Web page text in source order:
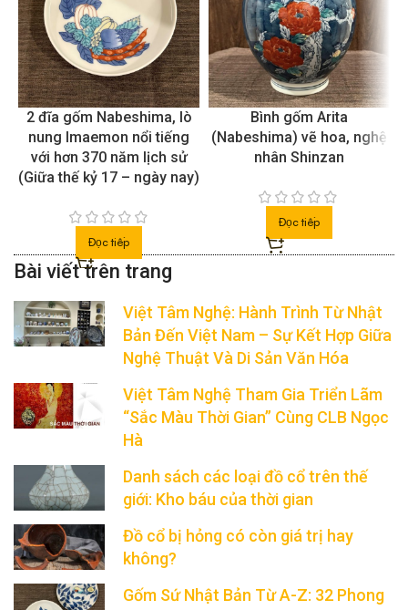
2 đĩa gốm Nabeshima, lò
nung Imaemon nổi tiếng
với hơn 370 năm lịch sử
(Giữa thế kỷ 17 – ngày nay)
Đọc tiếp
Bình gốm Arita
(Nabeshima) vẽ hoa, nghệ
nhân Shinzan
Đọc tiếp
Việt Tâm Nghệ: Hành Trình Từ Nhật
Bản Đến Việt Nam – Sự Kết Hợp Giữa
Nghệ Thuật Và Di Sản Văn Hóa
Việt Tâm Nghệ Tham Gia Triển Lãm
“Sắc Màu Thời Gian” Cùng CLB Ngọc
Hà
Danh sách các loại đồ cổ trên thế
giới: Kho báu của thời gian
Đồ cổ bị hỏng có còn giá trị hay
không?
Gốm Sứ Nhật Bản Từ A-Z: 32 Phong